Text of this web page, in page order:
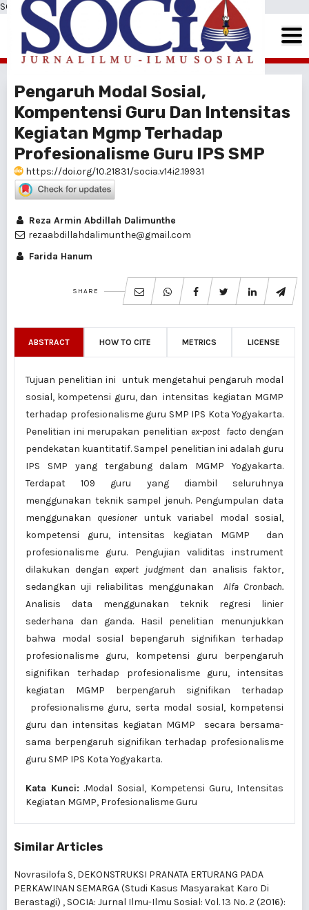
SOCIA: Jurnal Ilmu-Ilmu Sosial
Pengaruh Modal Sosial,
Kompentensi Guru Dan Intensitas
Kegiatan Mgmp Terhadap
Profesionalisme Guru IPS SMP
https://doi.org/10.21831/socia.v14i2.19931
Reza Armin Abdillah Dalimunthe
rezaabdillahdalimunthe@gmail.com
Farida Hanum
SHARE
ABSTRACT HOW TO CITE METRICS LICENSE
Tujuan penelitian ini untuk mengetahui pengaruh modal
sosial, kompetensi guru, dan intensitas kegiatan MGMP
terhadap profesionalisme guru SMP IPS Kota Yogyakarta.
Penelitian ini merupakan penelitian ex-post facto dengan
pendekatan kuantitatif. Sampel penelitian ini adalah guru
IPS SMP yang tergabung dalam MGMP Yogyakarta.
Terdapat 109 guru yang diambil seluruhnya
menggunakan teknik sampel jenuh. Pengumpulan data
menggunakan quesioneruntuk variabel modal sosial,
kompetensi guru, intensitas kegiatan MGMP dan
profesionalisme guru. Pengujian validitas instrument
dilakukan dengan expert judgmentdan analisis faktor,
sedangkan uji reliabilitas menggunakan Alfa Cronbach.
Analisis data menggunakan teknik regresi linier
sederhana dan ganda. Hasil penelitian menunjukkan
bahwa modal sosial bepengaruh signifikan terhadap
profesionalisme guru, kompetensi guru berpengaruh
signifikan terhadap profesionalisme guru, intensitas
kegiatan MGMP berpengaruh signifikan terhadap
profesionalisme guru, serta modal sosial, kompetensi
guru dan intensitas kegiatan MGMP secara bersama-
sama berpengaruh signifikan terhadap profesionalisme
guru SMP IPS Kota Yogyakarta.
Kata Kunci: .Modal Sosial, Kompetensi Guru, Intensitas
Kegiatan MGMP, Profesionalisme Guru
Similar Articles
Novrasilofa S, DEKONSTRUKSI PRANATA ERTURANG PADA
PERKAWINAN SEMARGA (Studi Kasus Masyarakat Karo Di
Berastagi) , SOCIA: Jurnal Ilmu-Ilmu Sosial: Vol. 13 No. 2 (2016):